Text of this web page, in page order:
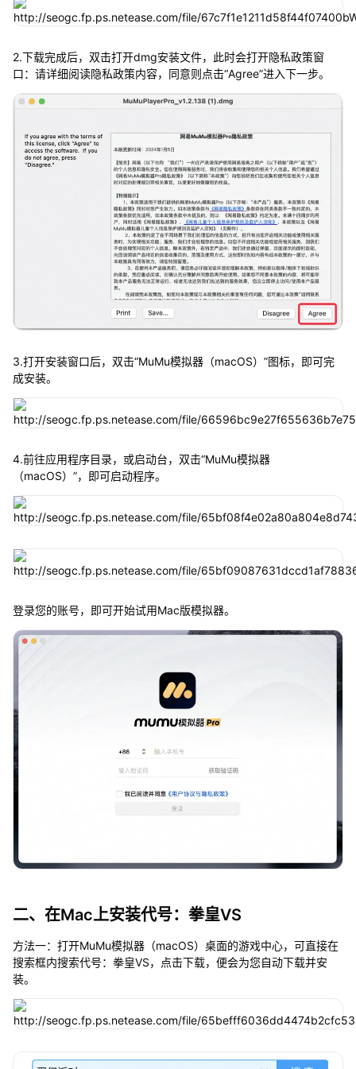
2.下载完成后，双击打开dmg安装文件，此时会打开隐私政策窗
口：请详细阅读隐私政策内容，同意则点击“Agree”进入下一步。
3.打开安装窗口后，双击“MuMu模拟器（macOS）”图标，即可完
成安装。
4.前往应用程序目录，或启动台，双击“MuMu模拟器
（macOS）”，即可启动程序。
登录您的账号，即可开始试用Mac版模拟器。
二、在Mac上安装代号：拳皇VS
方法一：打开MuMu模拟器（macOS）桌面的游戏中心，可直接在
搜索框内搜索代号：拳皇VS，点击下载，便会为您自动下载并安
装。